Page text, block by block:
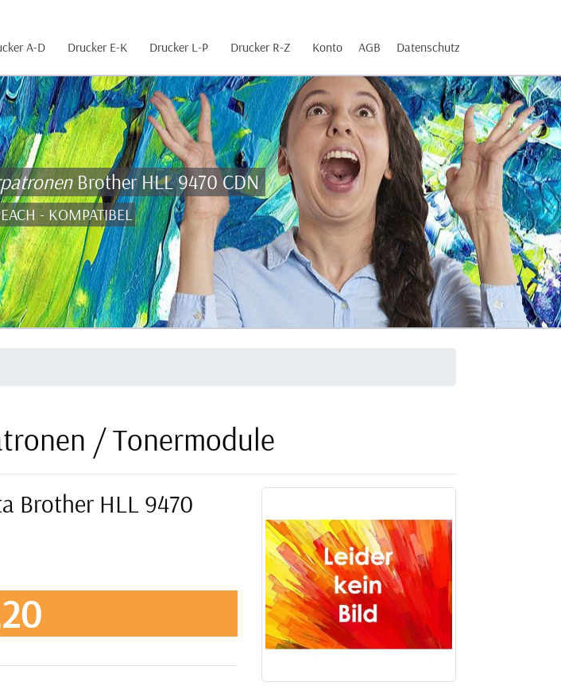
A-D Drucker E-K Drucker L-P Drucker R-Z Konto AGB Datenschutz
Brother HLL 9470 CDN
- KOMPATIBEL
/ Tonermodule
Brother HLL 9470